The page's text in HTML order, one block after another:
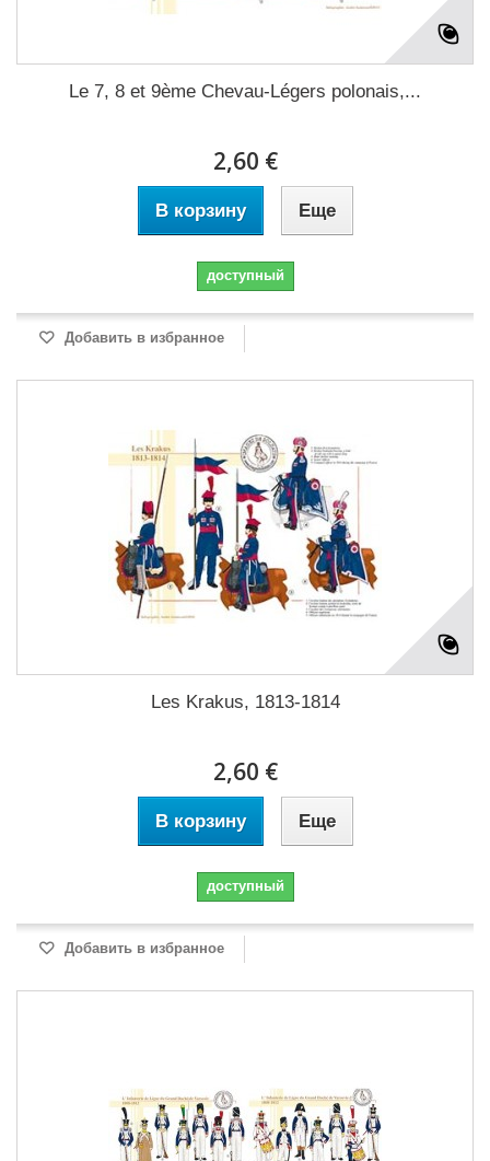
Le 7, 8 et 9ème Chevau-Légers polonais,...
2,60 €
В корзину Еще
доступный
Добавить в избранное
Les Krakus, 1813-1814
2,60 €
В корзину Еще
доступный
Добавить в избранное